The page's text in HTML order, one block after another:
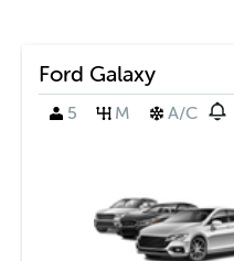
Ford Galaxy
5
M A/C